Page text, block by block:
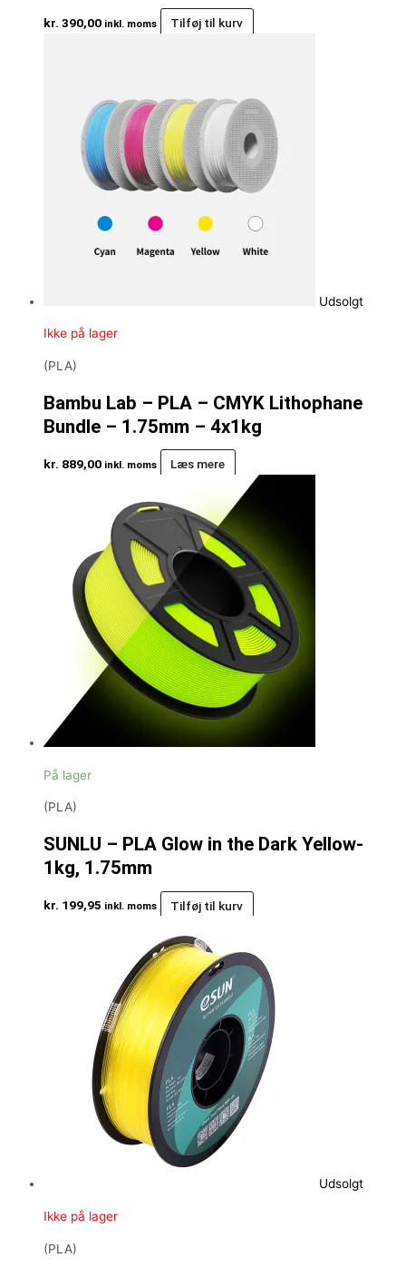
kr. 390,00 inkl. moms Tilføj til kurv
Udsolgt
Ikke på lager
(PLA)
Bambu Lab – PLA – CMYK Lithophane
Bundle – 1.75mm – 4x1kg
kr. 889,00 inkl. moms Læs mere
På lager
(PLA)
SUNLU – PLA Glow in the Dark Yellow-
1kg, 1.75mm
kr. 199,95 inkl. moms Tilføj til kurv
Udsolgt
Ikke på lager
(PLA)